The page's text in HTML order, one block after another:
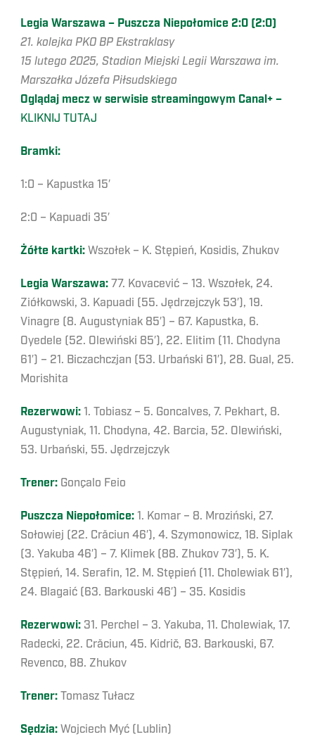
Legia Warszawa – Puszcza Niepołomice 2:0 (2:0)
21. kolejka PKO BP Ekstraklasy
15 lutego 2025, Stadion Miejski Legii Warszawa im.
Marszałka Józefa Piłsudskiego
Oglądaj mecz w serwisie streamingowym Canal+ –
KLIKNIJ TUTAJ
Bramki:
1:0 – Kapustka 15′
2:0 – Kapuadi 35′
Żółte kartki: Wszołek – K. Stępień, Kosidis, Zhukov
Legia Warszawa: 77. Kovacević – 13. Wszołek, 24.
Ziółkowski, 3. Kapuadi (55. Jędrzejczyk 53′), 19.
Vinagre (8. Augustyniak 85′) – 67. Kapustka, 6.
Oyedele (52. Olewiński 85′), 22. Elitim (11. Chodyna
61′) – 21. Biczachczjan (53. Urbański 61′), 28. Gual, 25.
Morishita
Rezerwowi: 1. Tobiasz – 5. Goncalves, 7. Pekhart, 8.
Augustyniak, 11. Chodyna, 42. Barcia, 52. Olewiński,
53. Urbański, 55. Jędrzejczyk
Trener: Gonçalo Feio
Puszcza Niepołomice: 1. Komar – 8. Mroziński, 27.
Sołowiej (22. Crăciun 46′), 4. Szymonowicz, 18. Siplak
(3. Yakuba 46′) – 7. Klimek (88. Zhukov 73′), 5. K.
Stępień, 14. Serafin, 12. M. Stępień (11. Cholewiak 61′),
24. Blagaić (63. Barkouski 46′) – 35. Kosidis
Rezerwowi: 31. Perchel – 3. Yakuba, 11. Cholewiak, 17.
Radecki, 22. Crăciun, 45. Kidrič, 63. Barkouski, 67.
Revenco, 88. Zhukov
Trener: Tomasz Tułacz
Sędzia: Wojciech Myć (Lublin)